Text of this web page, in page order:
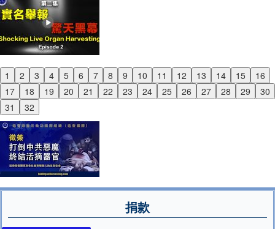
1 2 3 4 5 6 7 8 9 10 11 12 13 14 15
16
17
18 19 20 21 22 23 24 25 26 27 28 29
30
31
32
Previous
Next
捐款